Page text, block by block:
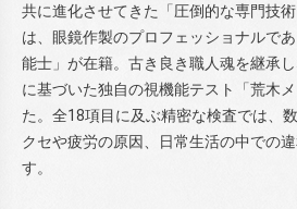
共に進化させてきた「圧倒的な専門技
は、眼鏡作製のプロフェッショナルで
能士」が在籍。古き良き職人魂を継承
に基づいた独自の視機能テスト「荒木
た。全18項目に及ぶ精密な検査では、
クセや疲労の原因、日常生活の中での
す。